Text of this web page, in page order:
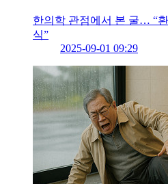
한의학 관점에서 본 굴… “
식”
2025-09-01 09:29